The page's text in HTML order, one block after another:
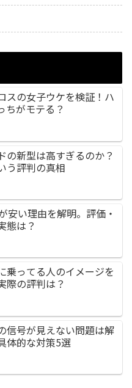
スの女子ウケを検証！ハ
ちがモテる？
の新型は高すぎるのか？
う評判の真相
安い理由を解明。評価・
態は？
乗ってる人のイメージを
際の評判は？
信号が見えない問題は解
体的な対策5選